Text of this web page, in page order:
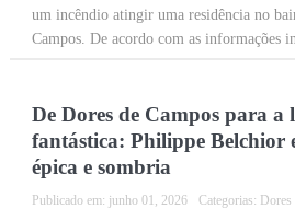
um incêndio atingir uma residência no
Campos. De acordo com as informações
De Dores de Campos para a
fantástica: Philippe Belchior
épica e sombria
Publicado em: junho 01, 2026 Categorias: